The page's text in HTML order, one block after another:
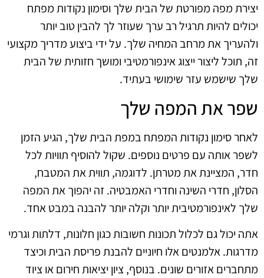
יצירת מפה מפורטת של הבית שלך וסימון נקודות מפתח
יכולים להיות תרגיל רב ערך שעוזר לך להבין טוב יותר
ולהעריך את מרחב המחיה שלך. על ידי ביצוע מדריך מקצועי
זה, תוכל ליצור ייצוג אינפורמטיבי ומושך חזותית של הבית
שלך שישמש עזר שימושי בעתיד.
שפר את המפה שלך
לאחר סימון נקודות המפתח במפת הבית שלך, הגיע הזמן
לשפר אותה עם פרטים נוספים. שקול להוסיף תוויות לכל
חדר, המציינת את מטרתן. לדוגמה, תווית את המטבח,
הסלון, חדרי השינה וחדרי האמבטיה. זה יהפוך את המפה
שלך לאינפורמטיבית יותר וקלה יותר להבנה במבט אחד.
אתה יכול גם לכלול תכונות חשובות כגון חלונות, דלתות וגרמי
מדרגות. אלמנטים אלו חיוניים להבנת פריסת הבית וכיצד
מתחברים אזורים שונים. בנוסף, ציון יציאות חירום או ציוד